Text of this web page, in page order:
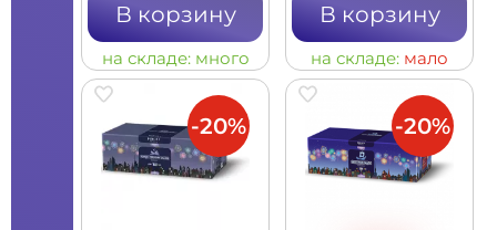
В корзину
на складе: много
В корзину
на складе: мало
-20% -20%